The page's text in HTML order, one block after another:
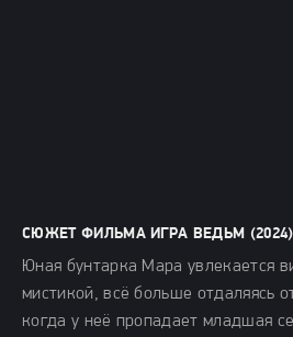
СЮЖЕТ ФИЛЬМА ИГРА ВЕДЬМ (2024)
Юная бунтарка Мара увлекается
мистикой, всё больше отдаляясь
когда у неё пропадает младшая